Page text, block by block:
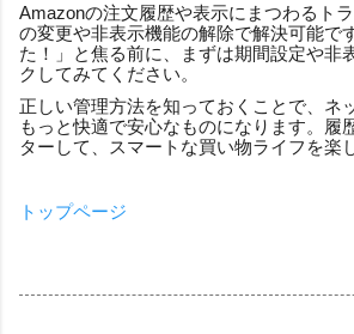
Amazonの注文履歴や表示にまつわるト
の変更や非表示機能の解除で解決可能で
た！」と焦る前に、まずは期間設定や非
クしてみてください。
正しい管理方法を知っておくことで、ネ
もっと快適で安心なものになります。履
ターして、スマートな買い物ライフを楽
トップページ